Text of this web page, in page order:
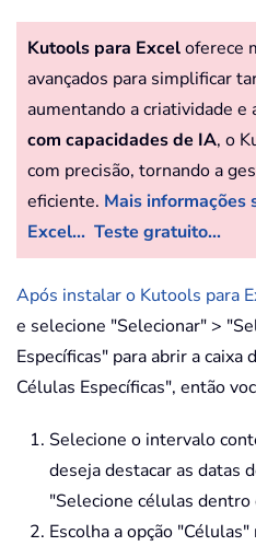
Kutools para Exceloferece
avançados para simplificar
aumentando a criatividade e
com capacidades de IA, o
com precisão, tornando a
eficiente. Mais informações
Excel... Teste gratuito...
Após instalar o Kutools para
e selecione "Selecionar" >
Específicas" para abrir a caixa
Células Específicas", então
Selecione o intervalo
deseja destacar as datas
"Selecione células
Escolha a opção